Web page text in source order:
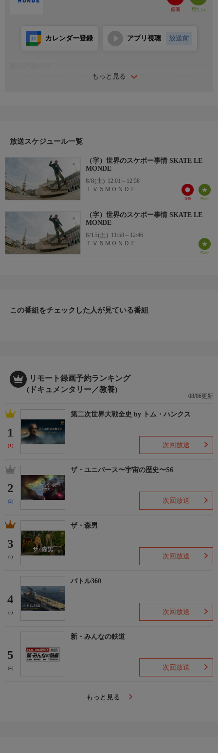
もっと見る
カレンダー登録 アプリ視聴 放送前
スケートボーダーたちは分け隔てのないコミュニティーを築き、
＝パスカル・モルノー ほか
放送スケジュール一覧
（字）世界のスケボー事情 SKATE LE
MONDE
8/8(土) 12:01～12:58
ＴＶ５ＭＯＮＤＥ
（字）世界のスケボー事情 SKATE LE
MONDE
8/15(土) 11:58～12:46
ＴＶ５ＭＯＮＤＥ
この番組をチェックした人が見ている番組
リモート録画予約ランキング
(ドキュメンタリー／教養)
08/06更新
1
(1)
第二次世界大戦全史 by トム・ハンクス
次回放送
2
(2)
ザ・ユニバース〜宇宙の歴史〜S6
次回放送
3
(-)
ザ・森男
次回放送
4
(-)
バトル360
次回放送
5
(4)
新・みんなの鉄道
次回放送
もっと見る